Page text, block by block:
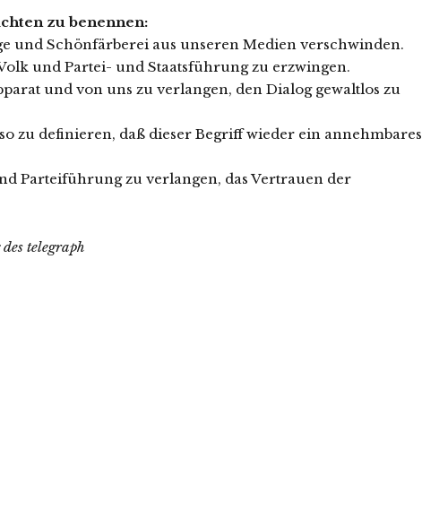
zu benennen:
und Schönfärberei aus unseren Medien verschwinden.
und Partei- und Staatsführung zu erzwingen.
und von uns zu verlangen, den Dialog gewaltlos zu
zu definieren, daß dieser Begriff wieder ein annehmbares
Parteiführung zu verlangen, das Vertrauen der
telegraph